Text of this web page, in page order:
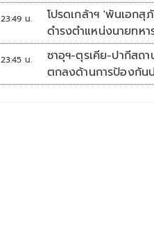
23:49 น.
โปรดเกล้าฯ 'พันเอก
ดำรงตำแหน่งนายทห
พระราชทานยศ 'พลตรี'
23:45 น.
ซาอุฯ-ตุรเคีย-ปากีสถ
ตกลงด้านการป้องกัน
สงครามในภูมิภาค